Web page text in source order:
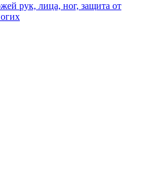
рук, лица, ног, защита от